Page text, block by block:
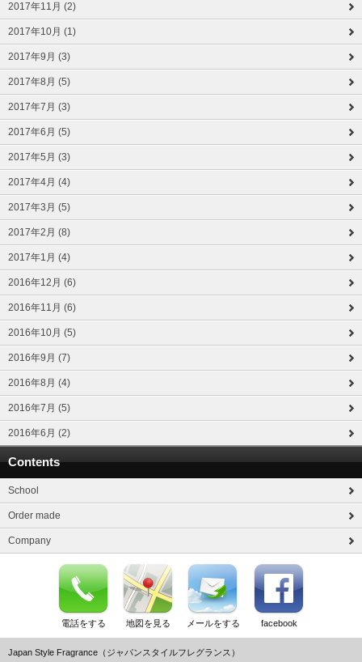
2017年11月 (2)
2017年10月 (1)
2017年9月 (3)
2017年8月 (5)
2017年7月 (3)
2017年6月 (5)
2017年5月 (3)
2017年4月 (4)
2017年3月 (5)
2017年2月 (8)
2017年1月 (4)
2016年12月 (6)
2016年11月 (6)
2016年10月 (5)
2016年9月 (7)
2016年8月 (4)
2016年7月 (5)
2016年6月 (2)
Contents
School
Order made
Company
電話をする 地図を見る メールをする facebook
Japan Style Fragrance（ジャパンスタイルフレグランス）